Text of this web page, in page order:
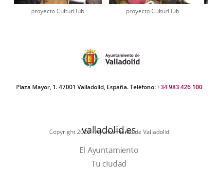
proyecto CulturHub proyecto CulturHub
Plaza Mayor, 1. 47001 Valladolid, España. Teléfono:+34 983 426 100
Copyright 2025 - Ayuntamiento de Valladolid
valladolid.es
El Ayuntamiento
Tu ciudad